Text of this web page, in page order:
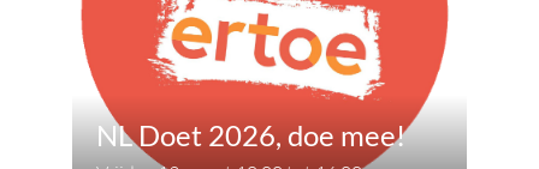
NL Doet 2026, doe mee!